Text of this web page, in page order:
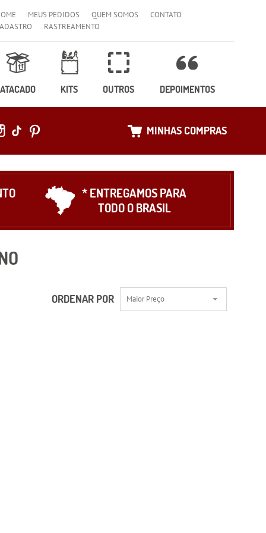
MEUS PEDIDOS QUEM SOMOS
CONTATO
RASTREAMENTO
ATACADO KITS OUTROS DEPOIMENTOS
MINHAS COMPRAS
* ENTREGAMOS PARA
TODO O BRASIL
ORDENAR POR Maior Preço